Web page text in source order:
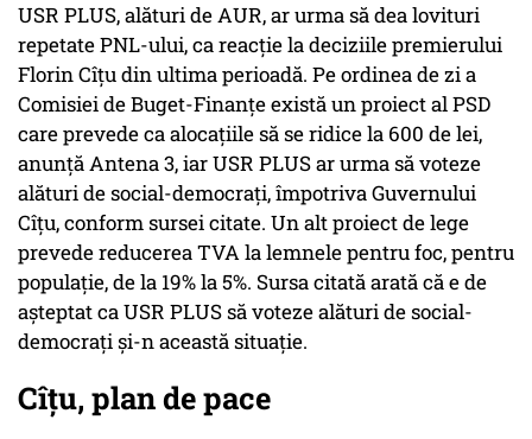
USR PLUS, alături de AUR, ar urma să dea lovituri
repetate PNL-ului, ca reacție la deciziile premierului
Florin Cîțu din ultima perioadă. Pe ordinea de zi a
Comisiei de Buget-Finanțe există un proiect al PSD
care prevede ca alocațiile să se ridice la 600 de lei,
anunță Antena 3, iar USR PLUS ar urma să voteze
alături de social-democrați, împotriva Guvernului
Cîțu, conform sursei citate. Un alt proiect de lege
prevede reducerea TVA la lemnele pentru foc, pentru
populație, de la 19% la 5%. Sursa citată arată că e de
așteptat ca USR PLUS să voteze alături de social-
democrați și-n această situație.
Cîțu, plan de pace